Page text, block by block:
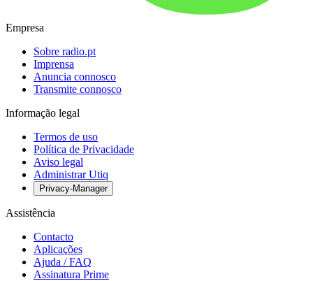
Empresa
Sobre radio.pt
Imprensa
Anuncia connosco
Transmite connosco
Informação legal
Termos de uso
Política de Privacidade
Aviso legal
Administrar Utiq
Privacy-Manager
Assistência
Contacto
Aplicações
Ajuda / FAQ
Assinatura Prime